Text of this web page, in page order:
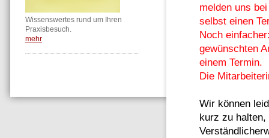
Wissenswertes rund um Ihren
Praxisbesuch.
mehr
melden uns
selbst einen
Noch
gewünschten
einem Termin.
Die
Wir können
kurz zu halten,